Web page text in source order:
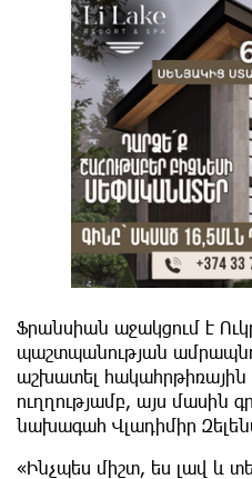
Ֆրանսիան աջակցում է
պաշտպանության
աշխատել
ուղղությամբ, այս մասին
նախագահ Վլադիմիր
«Ինչպես միշտ, ես լավ և